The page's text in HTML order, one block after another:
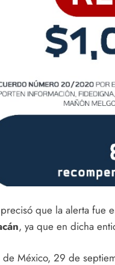
que la alerta fue
, ya que en dicha
México, 29 de